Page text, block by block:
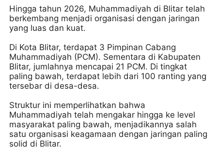
Hingga tahun 2026, Muhammadiyah di Blitar telah
berkembang menjadi organisasi dengan jaringan
yang luas dan kuat.
Di Kota Blitar, terdapat 3 Pimpinan Cabang
Muhammadiyah (PCM). Sementara di Kabupaten
Blitar, jumlahnya mencapai 21 PCM. Di tingkat
paling bawah, terdapat lebih dari 100 ranting yang
tersebar di desa-desa.
Struktur ini memperlihatkan bahwa
Muhammadiyah telah mengakar hingga ke level
masyarakat paling bawah, menjadikannya salah
satu organisasi keagamaan dengan jaringan paling
solid di Blitar.